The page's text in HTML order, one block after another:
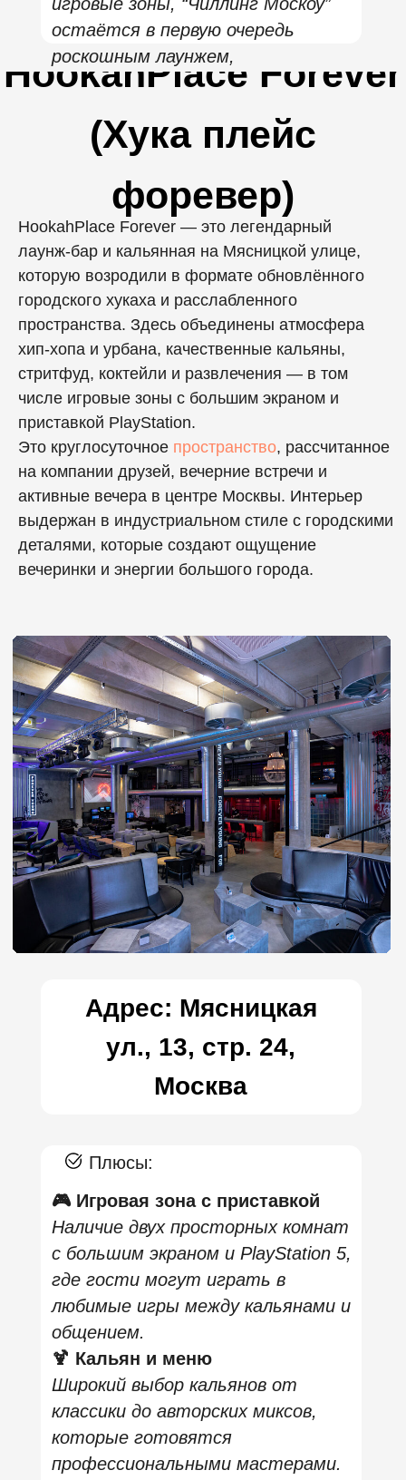
увеличить чек.
📅Бронирование лучше заранее
комнаты могут быть заняты в
пик-часы — особенно в пятницу и
Не во всех локациях
одинаковый уровень
впечатления могут отличаться
от филиала к филиалу: в одних
места игровые приставки в
приоритете, в других они скорее
фон, а в третьих зоны чуть
меньше по размеру.
Рекомендации перед
посещением MOS
Lounge
понимать формат. MOS Lounge — это не
просто место «покурить кальян», а
полноценное лаунж-пространство с ВИП-
моментов.
Во-первых, определитесь с форматом
отдыха. Если цель — именно кальянная с
пс 5 и полноценный игровой вечер,
уточните при бронировании наличие
свободной приставки. В некоторых
филиалах приставки находятся в Вип-
зонах, и без бронирования можно остаться
без желаемого формата.
Во-вторых,учитывайте депозитную
систему. Вечером и в выходные ВИП-
комнаты чаще всего работают по
минимальному чеку.
В-третьих,следите за акциями. У сети
регулярно появляются спецпредложения:
будничные скидки, комбо-форматы «кальян
игровыми приставками особенно выгодным.
Наконец, приходите компанией. MOS
Lounge — это формат «социального
отдыха». Да, можно прийти вдвоём, но
раскрывается атмосфера именно в кругу
друзей. Игры, кальян, коктейли, музыка —
заранее бронировать ВИП-комнату с
приставкой;
уточнять минимальный депозит;
проверять актуальные акции;
выбирать филиал по расположению и
формату зала;
планировать вечер минимум на 2–3
часа, чтобы отдых был полноценным.
MOS Lounge — это современный ответ на
вопрос: какой должна быть
плойкойв большом городе? Просто
диваны и дым уже не впечатляют. Сегодня
гость хочет больше — атмосферу, сервис,
развлечения и возможность провести вечер
разнообразно.